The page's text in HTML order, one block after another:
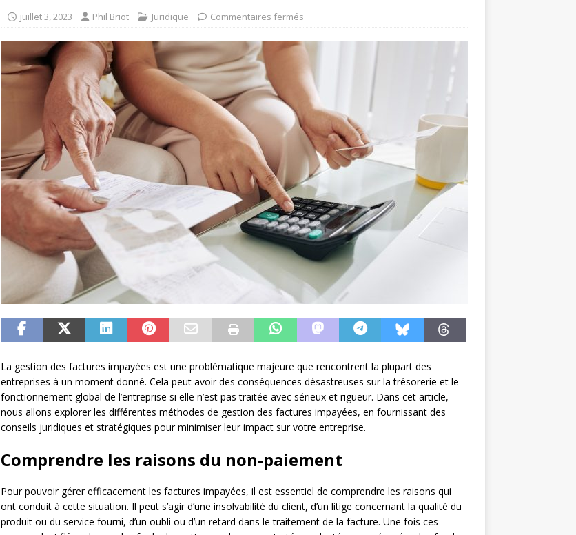
juillet 3, 2023 Phil Briot Juridique Commentaires fermés
La gestion des factures impayées est une problématique majeure que rencontrent la plupart des
entreprises à un moment donné. Cela peut avoir des conséquences désastreuses sur la trésorerie et le
fonctionnement global de l’entreprise si elle n’est pas traitée avec sérieux et rigueur. Dans cet article,
nous allons explorer les différentes méthodes de gestion des factures impayées, en fournissant des
conseils juridiques et stratégiques pour minimiser leur impact sur votre entreprise.
Comprendre les raisons du non-paiement
Pour pouvoir gérer efficacement les factures impayées, il est essentiel de comprendre les raisons qui
ont conduit à cette situation. Il peut s’agir d’une insolvabilité du client, d’un litige concernant la qualité du
produit ou du service fourni, d’un oubli ou d’un retard dans le traitement de la facture. Une fois ces